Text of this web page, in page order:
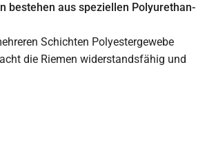
bestehen aus speziellen Polyurethan-
Schichten Polyestergewebe
die Riemen widerstandsfähig und